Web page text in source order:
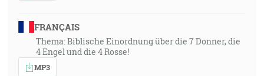
FRANÇAIS
Thema: Biblische Einordnung über die 7 Donner, die
4 Engel und die 4 Rosse!
MP3